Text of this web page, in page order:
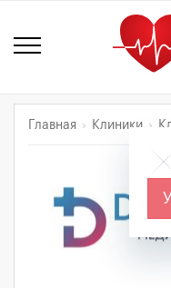
Главная Клиники